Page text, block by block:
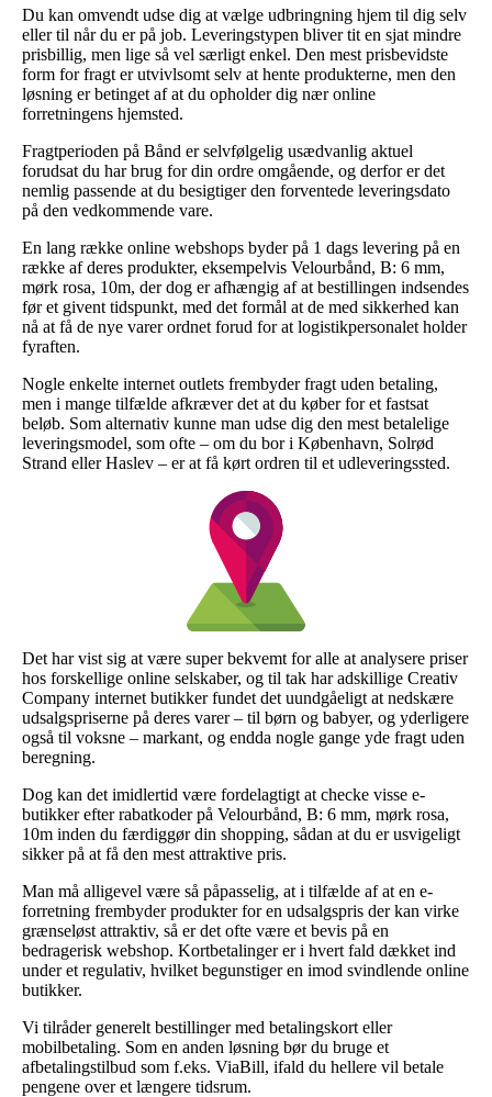
Du kan omvendt udse dig at vælge udbringning hjem til dig selv
eller til når du er på job. Leveringstypen bliver tit en sjat mindre
prisbillig, men lige så vel særligt enkel. Den mest prisbevidste
form for fragt er utvivlsomt selv at hente produkterne, men den
løsning er betinget af at du opholder dig nær online
forretningens hjemsted.
Fragtperioden på Bånd er selvfølgelig usædvanlig aktuel
forudsat du har brug for din ordre omgående, og derfor er det
nemlig passende at du besigtiger den forventede leveringsdato
på den vedkommende vare.
En lang række online webshops byder på 1 dags levering på en
række af deres produkter, eksempelvis Velourbånd, B: 6 mm,
mørk rosa, 10m, der dog er afhængig af at bestillingen indsendes
før et givent tidspunkt, med det formål at de med sikkerhed kan
nå at få de nye varer ordnet forud for at logistikpersonalet holder
fyraften.
Nogle enkelte internet outlets frembyder fragt uden betaling,
men i mange tilfælde afkræver det at du køber for et fastsat
beløb. Som alternativ kunne man udse dig den mest betalelige
leveringsmodel, som ofte – om du bor i København, Solrød
Strand eller Haslev – er at få kørt ordren til et udleveringssted.
Det har vist sig at være super bekvemt for alle at analysere priser
hos forskellige online selskaber, og til tak har adskillige Creativ
Company internet butikker fundet det uundgåeligt at nedskære
udsalgspriserne på deres varer – til børn og babyer, og yderligere
også til voksne – markant, og endda nogle gange yde fragt uden
beregning.
Dog kan det imidlertid være fordelagtigt at checke visse e-
butikker efter rabatkoder på Velourbånd, B: 6 mm, mørk rosa,
10m inden du færdiggør din shopping, sådan at du er usvigeligt
sikker på at få den mest attraktive pris.
Man må alligevel være så påpasselig, at i tilfælde af at en e-
forretning frembyder produkter for en udsalgspris der kan virke
grænseløst attraktiv, så er det ofte være et bevis på en
bedragerisk webshop. Kortbetalinger er i hvert fald dækket ind
under et regulativ, hvilket begunstiger en imod svindlende online
butikker.
Vi tilråder generelt bestillinger med betalingskort eller
mobilbetaling. Som en anden løsning bør du bruge et
afbetalingstilbud som f.eks. ViaBill, ifald du hellere vil betale
pengene over et længere tidsrum.